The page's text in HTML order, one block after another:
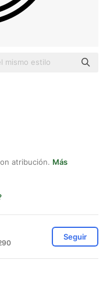
atribución. Más
Seguir